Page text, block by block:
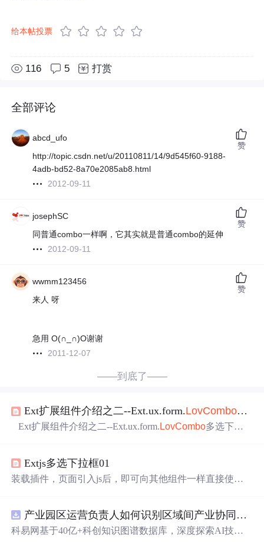
给本帖投票
116 5 打赏
全部评论
abcd_ufo
http://topic.csdn.net/u/20110811/14/9d545f60-9188-
4adb-bd52-8a70e2085ab8.html
2012-09-11
赞
josephSC
同普通combo一样啊，它其实就是普通combo的延伸
2012-09-11
赞
wwmm123456
来人 呀
急用 O(∩_∩)O谢谢
2011-12-07
赞
——到底了——
Ext扩展组件介绍之二--Ext.ux.form.LovCombo多选
Ext扩展组件介绍之二--Ext.ux.form. LovCombo多选下拉
今天就找个我常用的ux组件给大家分享。 鉴于2楼说没介
绍什么，我就简单介绍下吧~ Ext.ux.form.LovCombo继承
Extjs多选下拉框01
装载插件，页面引入js后，即可向其他组件一样直接使
产业园区运营负责人如何识别区域间产业协同机会？.docx
科易网基于40亿+科创知识图谱数据库，深度探索AI技术